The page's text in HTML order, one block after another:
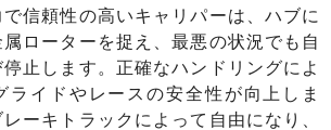
信頼性の高いキャリパーは、ハブに
ローターを捉え、最悪の状況でも自
止します。正確なハンドリングによ
ライドやレースの安全性が向上しま
ーキトラックによって自由になり、